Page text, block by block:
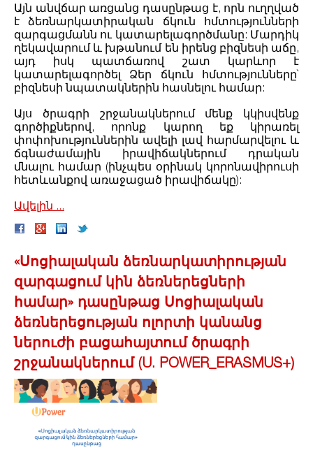
Այն անվճար առցանց դասընթաց է, որն ուղղված
է ձեռնարկատիրական ճկուն հմտությունների
զարգացմանն ու կատարելագործմանը: Մարդիկ
ղեկավարում և խթանում են իրենց բիզնեսի աճը,
այդ իսկ պատճառով շատ կարևոր է
կատարելագործել Ձեր ճկուն հմտությունները`
բիզնեսի նպատակներին հասնելու համար:
Այս ծրագրի շրջանակներում մենք կկիսվենք
գործիքներով, որոնք կարող եք կիրառել
փոփոխություններին ավելի լավ հարմարվելու և
ճգնաժամային իրավիճակներում դրական
մնալու համար (ինչպես օրինակ կորոնավիրուսի
հետևանքով առաջացած իրավիճակը):
Ավելին ...
«Սոցիալական ձեռնարկատիրության
զարգացում կին ձեռներեցների
համար» դասընթաց Սոցիալական
ձեռներեցության ոլորտի կանանց
ներուժի բացահայտում ծրագրի
շրջանակներում (U. POWER_ERASMUS+)